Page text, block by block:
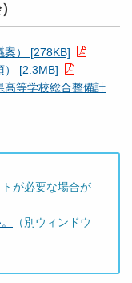
） [278KB]
[2.3MB]
等学校総合整備計
が必要な場合が
（別ウィンドウ